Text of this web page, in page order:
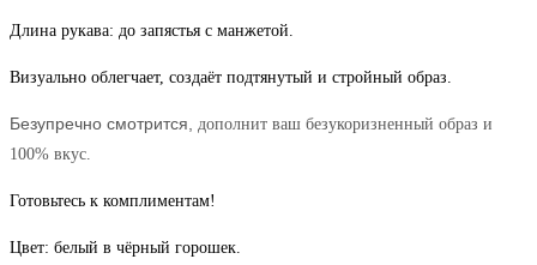
Длина рукава: до запястья с манжетой.
Визуально облегчает, создаёт подтянутый и стройный образ.
Безупречно смотрится, дополнит ваш безукоризненный образ и
100% вкус.
Готовьтесь к комплиментам!
Цвет: белый в чёрный горошек.